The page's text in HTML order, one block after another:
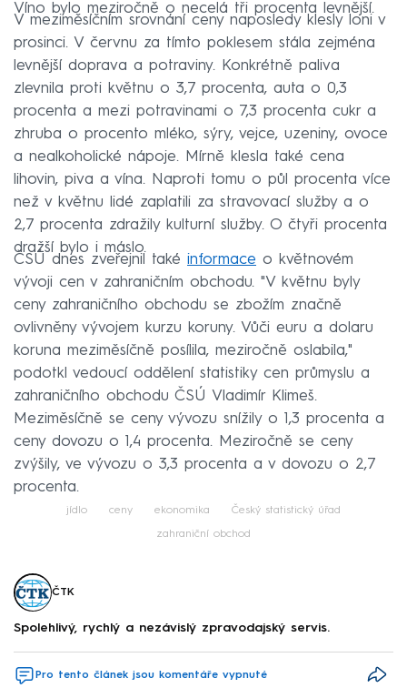
Víno bylo meziročně o necelá tři procenta levnější.
V meziměsíčním srovnání ceny naposledy klesly loni v
prosinci. V červnu za tímto poklesem stála zejména
levnější doprava a potraviny. Konkrétně paliva
zlevnila proti květnu o 3,7 procenta, auta o 0,3
procenta a mezi potravinami o 7,3 procenta cukr a
zhruba o procento mléko, sýry, vejce, uzeniny, ovoce
a nealkoholické nápoje. Mírně klesla také cena
lihovin, piva a vína. Naproti tomu o půl procenta více
než v květnu lidé zaplatili za stravovací služby a o
2,7 procenta zdražily kulturní služby. O čtyři procenta
dražší bylo i máslo.
ČSÚ dnes zveřejnil také informace o květnovém
vývoji cen v zahraničním obchodu. "V květnu byly
ceny zahraničního obchodu se zbožím značně
ovlivněny vývojem kurzu koruny. Vůči euru a dolaru
koruna meziměsíčně posílila, meziročně oslabila,"
podotkl vedoucí oddělení statistiky cen průmyslu a
zahraničního obchodu ČSÚ Vladimír Klimeš.
Meziměsíčně se ceny vývozu snížily o 1,3 procenta a
ceny dovozu o 1,4 procenta. Meziročně se ceny
zvýšily, ve vývozu o 3,3 procenta a v dovozu o 2,7
procenta.
jídlo ceny ekonomika Český statistický úřad
zahraniční obchod
ČTK
Spolehlivý, rychlý a nezávislý zpravodajský servis.
Pro tento článek jsou komentáře vypnuté